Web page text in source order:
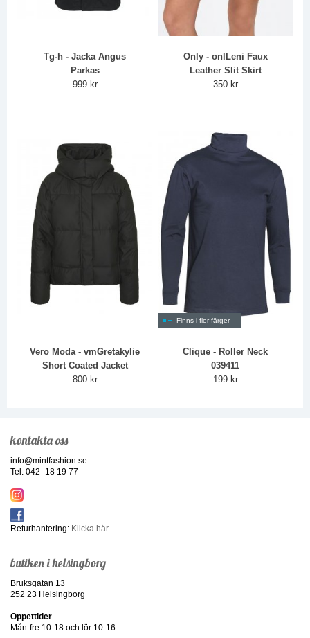
Tg-h - Jacka Angus
Parkas
999 kr
Only - onlLeni Faux
Leather Slit Skirt
350 kr
Vero Moda - vmGretakylie
Short Coated Jacket
800 kr
Finns i fler färger
Clique - Roller Neck
039411
199 kr
kontakta oss
info@mintfashion.se
Tel. 042 -18 19 77
Returhantering: Klicka här
butiken i helsingborg
Bruksgatan 13
252 23 Helsingborg
Öppettider
Mån-fre 10-18 och lör 10-16